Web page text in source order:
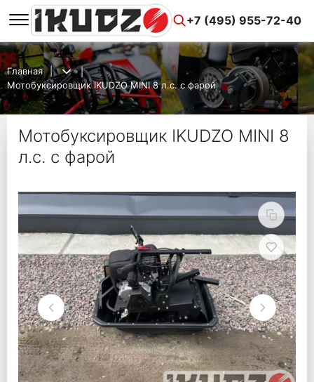
+7 (495) 955-72-40
Главная
Мотобуксировщик IKUDZO MINI 8 л.с. с фарой
Мотобуксировщик IKUDZO MINI 8
л.с. с фарой